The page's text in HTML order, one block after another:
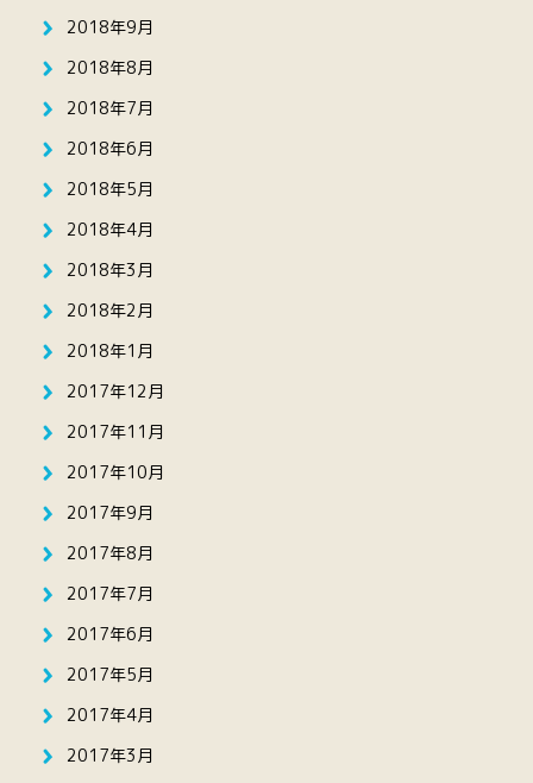
2018年9月
2018年8月
2018年7月
2018年6月
2018年5月
2018年4月
2018年3月
2018年2月
2018年1月
2017年12月
2017年11月
2017年10月
2017年9月
2017年8月
2017年7月
2017年6月
2017年5月
2017年4月
2017年3月